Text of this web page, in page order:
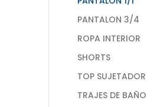
PANTALON 3/4
ROPA INTERIOR
SHORTS
TOP SUJETADOR
TRAJES DE BAÑO